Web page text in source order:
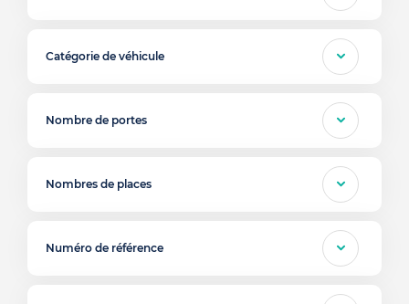
Catégorie de véhicule
Nombre de portes
Nombres de places
Numéro de référence